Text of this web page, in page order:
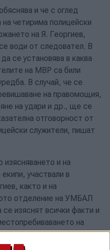
и че с оглед
на четирима полицейски
на Я. Георгиев,
води от следовател. В
се установява в каква
на МВР са били
В случай, че се
на правомощия,
на удари и др., ще се
отговорност от
служители, пишат
и на
участвали в
както и на
отделение на УМБАЛ
изяснят всички факти и
на
на смъртта